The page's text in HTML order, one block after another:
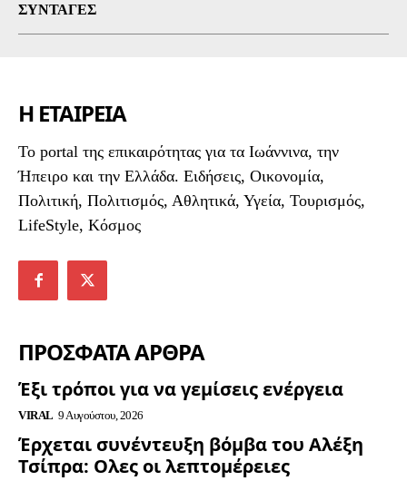
ΣΥΝΤΑΓΈΣ
Η ΕΤΑΙΡΕΙΑ
To portal της επικαιρότητας για τα Ιωάννινα, την
Ήπειρο και την Ελλάδα. Ειδήσεις, Οικονομία,
Πολιτική, Πολιτισμός, Αθλητικά, Υγεία, Τουρισμός,
LifeStyle, Κόσμος
ΠΡΟΣΦΑΤΑ ΑΡΘΡΑ
Έξι τρόποι για να γεμίσεις ενέργεια
VIRAL 9 Αυγούστου, 2026
Έρχεται συνέντευξη βόμβα του Αλέξη
Τσίπρα: Ολες οι λεπτομέρειες